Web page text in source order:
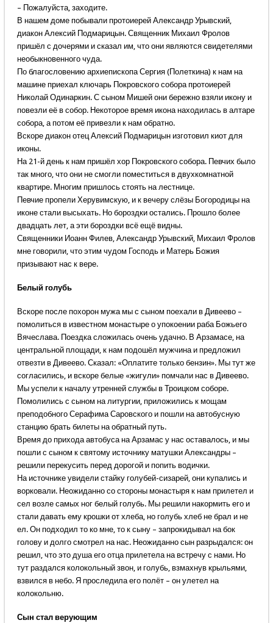
– Пожалуйста, заходите.
В нашем доме побывали протоиерей Александр Урывский,
диакон Алексий Подмарицын. Священник Михаил Фролов
пришёл с дочерями и сказал им, что они являются свидетелями
необыкновенного чуда.
По благословению архиепископа Сергия (Полеткина) к нам на
машине приехал ключарь Покровского собора протоиерей
Николай Одинаркин. С сыном Мишей они бережно взяли икону и
повезли её в собор. Некоторое время икона находилась в алтаре
собора, а потом её привезли к нам обратно.
Вскоре диакон отец Алексий Подмарицын изготовил киот для
иконы.
На 21-й день к нам пришёл хор Покровского собора. Певчих было
так много, что они не смогли поместиться в двухкомнатной
квартире. Многим пришлось стоять на лестнице.
Певчие пропели Херувимскую, и к вечеру слёзы Богородицы на
иконе стали высыхать. Но бороздки остались. Прошло более
двадцать лет, а эти бороздки всё ещё видны.
Священники Иоанн Филев, Александр Урывский, Михаил Фролов
мне говорили, что этим чудом Господь и Матерь Божия
призывают нас к вере.
Белый голубь
Вскоре после похорон мужа мы с сыном поехали в Дивеево –
помолиться в известном монастыре о упокоении раба Божьего
Вячеслава. Поездка сложилась очень удачно. В Арзамасе, на
центральной площади, к нам подошёл мужчина и предложил
отвезти в Дивеево. Сказал: «Оплатите только бензин». Мы тут же
согласились, и вскоре белые «жигули» помчали нас в Дивеево.
Мы успели к началу утренней службы в Троицком соборе.
Помолились с сыном на литургии, приложились к мощам
преподобного Серафима Саровского и пошли на автобусную
станцию брать билеты на обратный путь.
Время до прихода автобуса на Арзамас у нас оставалось, и мы
пошли с сыном к святому источнику матушки Александры –
решили перекусить перед дорогой и попить водички.
На источнике увидели стайку голубей-сизарей, они купались и
ворковали. Неожиданно со стороны монастыря к нам прилетел и
сел возле самых ног белый голубь. Мы решили накормить его и
стали давать ему крошки от хлеба, но голубь хлеб не брал и не
ел. Он подходил то ко мне, то к сыну – запрокидывал на бок
голову и долго смотрел на нас. Неожиданно сын разрыдался: он
решил, что это душа его отца прилетела на встречу с нами. Но
тут раздался колокольный звон, и голубь, взмахнув крыльями,
взвился в небо. Я проследила его полёт – он улетел на
колокольню.
Сын стал верующим